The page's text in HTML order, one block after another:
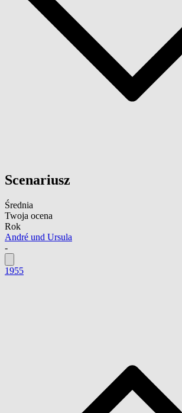
Scenariusz
Średnia
Twoja ocena
Rok
André und Ursula
-
1955